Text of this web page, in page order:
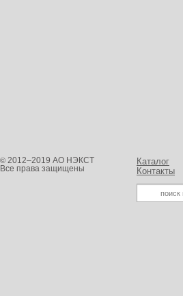
© 2012–2019 АО НЭКСТ
Все права защищены
Каталог
Контакты